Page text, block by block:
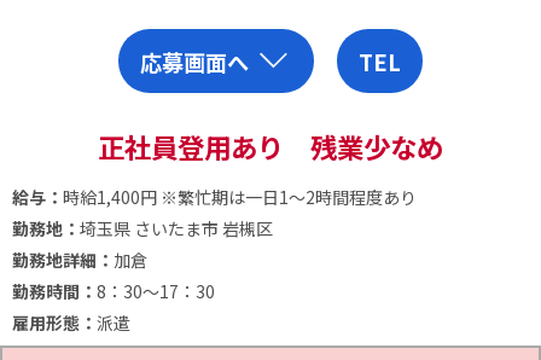
応募画面へ TEL
正社員登用あり 残業少なめ
給与： 時給1,400円 ※繁忙期は一日1～2時間程度あり
勤務地： 埼玉県 さいたま市 岩槻区
勤務地詳細： 加倉
勤務時間： 8：30～17：30
雇用形態： 派遣